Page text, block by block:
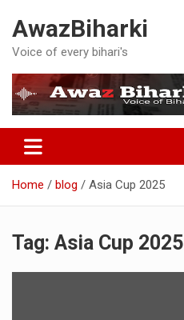
content
AwazBiharki
Voice of every bihari's
Home blog Asia Cup 2025
Tag: Asia Cup 2025